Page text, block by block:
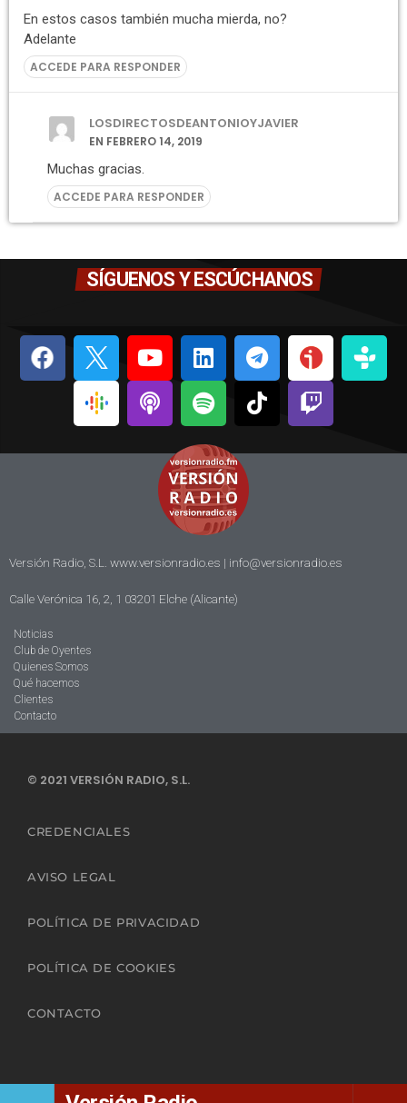
En estos casos también mucha mierda, no?
Adelante
ACCEDE PARA RESPONDER
LOSDIRECTOSDEANTONIOYJAVIER
EN FEBRERO 14, 2019
Muchas gracias.
ACCEDE PARA RESPONDER
SÍGUENOS Y ESCÚCHANOS
Versión Radio, S.L. www.versionradio.es | info@versionradio.es
Calle Verónica 16, 2, 1 03201 Elche (Alicante)
Noticias
Club de Oyentes
Quienes Somos
Qué hacemos
Clientes
Contacto
© 2021 VERSIÓN RADIO, S.L.
CREDENCIALES
AVISO LEGAL
POLÍTICA DE PRIVACIDAD
POLÍTICA DE COOKIES
CONTACTO